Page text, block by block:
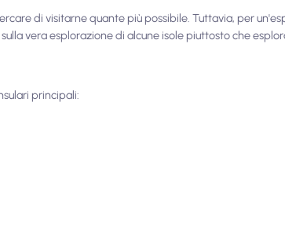
di visitarne quante più possibile. Tuttavia, per
vera esplorazione di alcune isole piuttosto che
principali: